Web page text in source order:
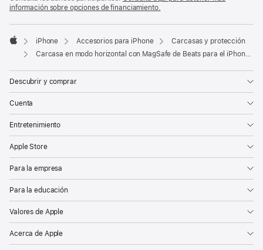
de
página
página
información sobre opciones de financiamiento.
en
pestaña
nueva)
Apple
iPhone Accesorios para iPhone
Carcasas y protección
Carcasa en modo horizontal con MagSafe de Beats para el iPhone 17 Pro Max con Control de la Cámara – Azul subsuelo
Descubrir y comprar
Cuenta
Entretenimiento
Apple Store
Para la empresa
Para la educación
Valores de Apple
Acerca de Apple